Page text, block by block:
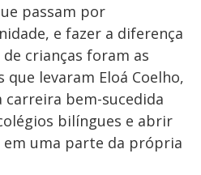
passam por
e fazer a diferença
crianças foram as
levaram Eloá Coelho,
carreira bem-sucedida
bilíngues e abrir
em uma parte da própria